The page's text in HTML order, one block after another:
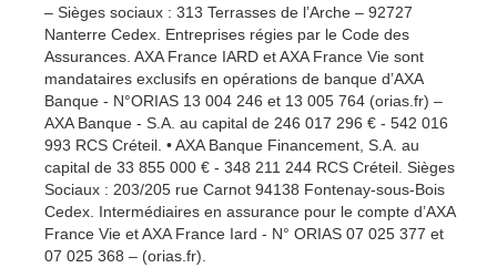
– Sièges sociaux : 313 Terrasses de l’Arche – 92727
Nanterre Cedex. Entreprises régies par le Code des
Assurances. AXA France IARD et AXA France Vie sont
mandataires exclusifs en opérations de banque d’AXA
Banque - N°ORIAS 13 004 246 et 13 005 764 (orias.fr) –
AXA Banque - S.A. au capital de 246 017 296 € - 542 016
993 RCS Créteil. • AXA Banque Financement, S.A. au
capital de 33 855 000 € - 348 211 244 RCS Créteil. Sièges
Sociaux : 203/205 rue Carnot 94138 Fontenay-sous-Bois
Cedex. Intermédiaires en assurance pour le compte d’AXA
France Vie et AXA France Iard - N° ORIAS 07 025 377 et
07 025 368 – (orias.fr).